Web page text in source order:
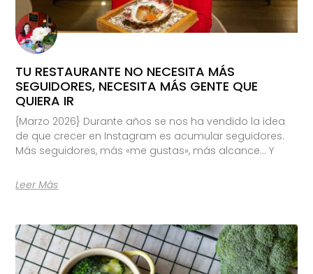
TU RESTAURANTE NO NECESITA MÁS
SEGUIDORES, NECESITA MÁS GENTE QUE
QUIERA IR
{Marzo 2026} Durante años se nos ha vendido la idea
de que crecer en Instagram es acumular seguidores.
Más seguidores, más «me gustas», más alcance… Y
Leer Más